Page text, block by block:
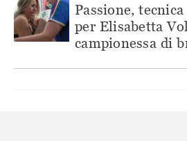
Passione,
per Elisabetta
campionessa di